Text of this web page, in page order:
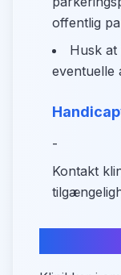
offentlig
Husk at
eventuelle
-
Kontakt